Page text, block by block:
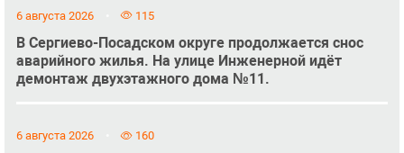
6 августа 2026 115
В Сергиево-Посадском округе продолжается снос
аварийного жилья. На улице Инженерной идёт
демонтаж двухэтажного дома №11.
6 августа 2026 160